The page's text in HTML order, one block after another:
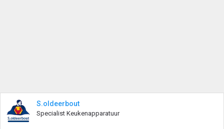
S.oldeerbout
Specialist Keukenapparatuur